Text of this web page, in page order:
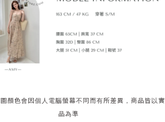
圖顏色會因個人電腦螢幕不同而有所差異，商品皆以實
品為準